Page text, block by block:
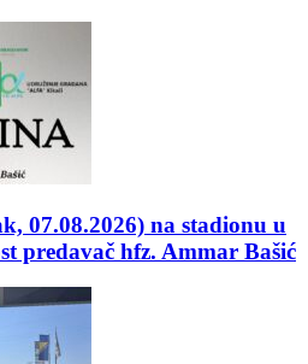
07.08.2026) na stadionu u
predavač hfz. Ammar Bašić